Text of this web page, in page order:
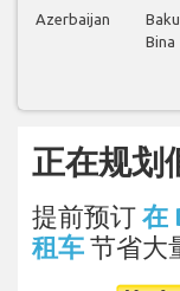
Azerbaijan
Baku
Bina
正在规划
提前预订 在
租车 节省大